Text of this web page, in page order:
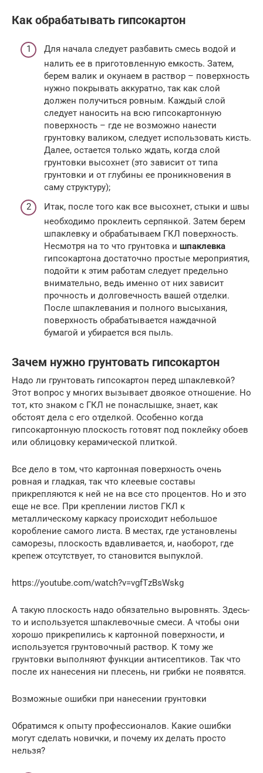
Как обрабатывать гипсокартон
Для начала следует разбавить смесь водой и
налить ее в приготовленную емкость. Затем,
берем валик и окунаем в раствор – поверхность
нужно покрывать аккуратно, так как слой
должен получиться ровным. Каждый слой
следует наносить на всю гипсокартонную
поверхность – где не возможно нанести
грунтовку валиком, следует использовать кисть.
Далее, остается только ждать, когда слой
грунтовки высохнет (это зависит от типа
грунтовки и от глубины ее проникновения в
саму структуру);
Итак, после того как все высохнет, стыки и швы
необходимо проклеить серпянкой. Затем берем
шпаклевку и обрабатываем ГКЛ поверхность.
Несмотря на то что грунтовка и шпаклевка
гипсокартона достаточно простые мероприятия,
подойти к этим работам следует предельно
внимательно, ведь именно от них зависит
прочность и долговечность вашей отделки.
После шпаклевания и полного высыхания,
поверхность обрабатывается наждачной
бумагой и убирается вся пыль.
Зачем нужно грунтовать гипсокартон
Надо ли грунтовать гипсокартон перед шпаклевкой?
Этот вопрос у многих вызывает двоякое отношение. Но
тот, кто знаком с ГКЛ не понаслышке, знает, как
обстоят дела с его отделкой. Особенно когда
гипсокартонную плоскость готовят под поклейку обоев
или облицовку керамической плиткой.
Все дело в том, что картонная поверхность очень
ровная и гладкая, так что клеевые составы
прикрепляются к ней не на все сто процентов. Но и это
еще не все. При креплении листов ГКЛ к
металлическому каркасу происходит небольшое
коробление самого листа. В местах, где установлены
саморезы, плоскость вдавливается, и, наоборот, где
крепеж отсутствует, то становится выпуклой.
https://youtube.com/watch?v=vgfTzBsWskg
А такую плоскость надо обязательно выровнять. Здесь-
то и используется шпаклевочные смеси. А чтобы они
хорошо прикрепились к картонной поверхности, и
используется грунтовочный раствор. К тому же
грунтовки выполняют функции антисептиков. Так что
после их нанесения ни плесень, ни грибки не появятся.
Возможные ошибки при нанесении грунтовки
Обратимся к опыту профессионалов. Какие ошибки
могут сделать новички, и почему их делать просто
нельзя?